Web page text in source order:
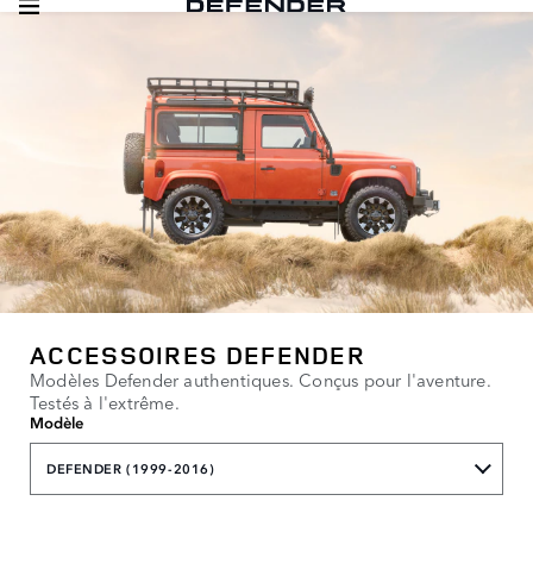
ACCESSOIRES DEFENDER
Modèles Defender authentiques. Conçus pour l'aventure.
Testés à l'extrême.
Modèle
DEFENDER (1999-2016)